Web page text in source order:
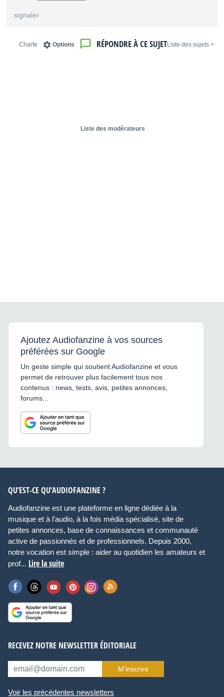
signaler
< Liste des sujets
RÉPONDRE À CE SUJET
Options
Charte
Liste des modérateurs
Ajoutez Audiofanzine à vos sources
préférées sur Google
Un geste simple qui soutient Audiofanzine et vous
permet de retrouver plus facilement tous nos
contenus : news, tests, avis, petites annonces,
forums...
QU’EST-CE QU’AUDIOFANZINE ?
Audiofanzine est une plateforme en ligne dédiée à la
musique et à l’audio, à la fois média spécialisé, site de
petites annonces, base de connaissances et communauté
active de passionnés et de professionnels. Depuis 2000,
notre vocation est simple : aider au quotidien les amateurs et
prof... Lire la suite
RECEVEZ NOTRE NEWSLETTER ÉDITORIALE
M’inscrire
Voir les précédentes newsletters